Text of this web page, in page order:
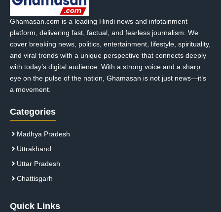
Ghamasan.com is a leading Hindi news and infotainment
platform, delivering fast, factual, and fearless journalism. We
cover breaking news, politics, entertainment, lifestyle, spirituality,
and viral trends with a unique perspective that connects deeply
with today’s digital audience. With a strong voice and a sharp
eye on the pulse of the nation, Ghamasan is not just news—it’s
a movement.
Categories
Madhya Pradesh
Uttrakhand
Uttar Pradesh
Chattisgarh
Quick Links